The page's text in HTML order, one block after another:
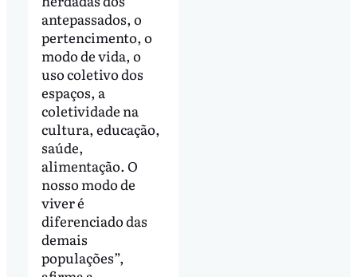
antepassados, o
pertencimento, o
modo de vida, o
uso coletivo dos
espaços, a
coletividade na
cultura, educação,
saúde,
alimentação. O
nosso modo de
viver é
diferenciado das
demais
populações”,